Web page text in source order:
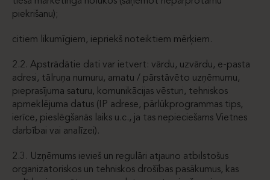
piekrišanu);
citiem likumīgiem, iepriekš noteiktiem mērķiem.
2.2. Apstrādātie dati var ietvert: vārdu, uzvārdu, e-pasta
adresi, tālruņa numuru, amatu / pārstāvēto uzņēmumu,
pieprasījuma saturu, komunikācijas vēsturi, tehniskos
apmeklējuma datus (IP adrese, pārlūkprogrammas tips,
ierīce, pieslēgšanās laiks u.c., ja tas nepieciešams Vietnes
darbībai vai analīzei).
2.3. Uzņēmums ievieš un regulāri atjauno atbilstošus
organizatoriskos un tehniskos drošības pasākumus, kas